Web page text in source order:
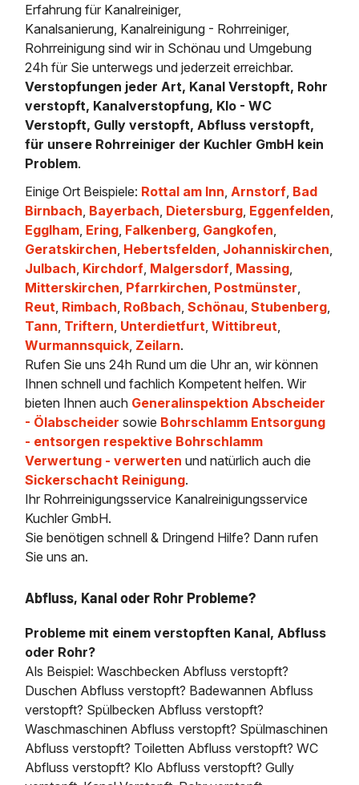
Erfahrung für Kanalreiniger,
Kanalsanierung, Kanalreinigung - Rohrreiniger,
Rohrreinigung sind wir in Schönau und Umgebung
24h für Sie unterwegs und jederzeit erreichbar.
Verstopfungen jeder Art, Kanal Verstopft, Rohr
verstopft, Kanalverstopfung, Klo - WC
Verstopft, Gully verstopft, Abfluss verstopft,
für unsere Rohrreiniger der Kuchler GmbH kein
Problem.
Einige Ort Beispiele: Rottal am Inn,Arnstorf, Bad
Birnbach, Bayerbach, Dietersburg, Eggenfelden,
Egglham, Ering, Falkenberg, Gangkofen,
Geratskirchen, Hebertsfelden, Johanniskirchen,
Julbach, Kirchdorf, Malgersdorf, Massing,
Mitterskirchen, Pfarrkirchen, Postmünster,
Reut, Rimbach, Roßbach,Schönau,Stubenberg,
Tann, Triftern, Unterdietfurt,Wittibreut,
Wurmannsquick, Zeilarn.
Rufen Sie uns 24h Rund um die Uhr an, wir können
Ihnen schnell und fachlich Kompetent helfen. Wir
bieten Ihnen auch Generalinspektion Abscheider
- Ölabscheider sowie Bohrschlamm Entsorgung
- entsorgen respektive Bohrschlamm
Verwertung - verwerten und natürlich auch die
Sickerschacht Reinigung.
Ihr Rohrreinigungsservice Kanalreinigungsservice
Kuchler GmbH.
Sie benötigen schnell & Dringend Hilfe? Dann rufen
Sie uns an.
Abfluss, Kanal oder Rohr Probleme?
Probleme mit einem verstopften Kanal, Abfluss
oder Rohr?
Als Beispiel: Waschbecken Abfluss verstopft?
Duschen Abfluss verstopft? Badewannen Abfluss
verstopft? Spülbecken Abfluss verstopft?
Waschmaschinen Abfluss verstopft? Spülmaschinen
Abfluss verstopft? Toiletten Abfluss verstopft? WC
Abfluss verstopft? Klo Abfluss verstopft? Gully